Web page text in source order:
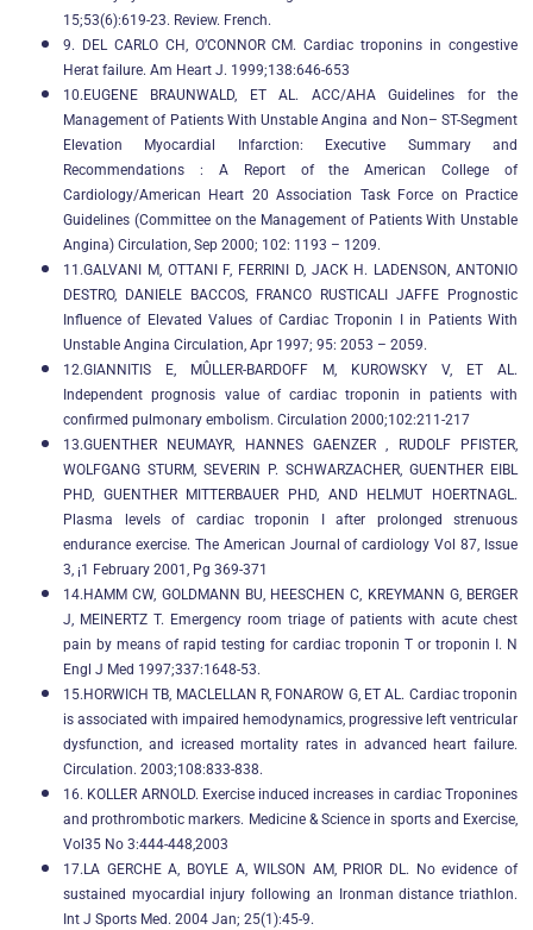
15;53(6):619-23. Review. French.
9. DEL CARLO CH, O’CONNOR CM. Cardiac troponins in congestive
Herat failure. Am Heart J. 1999;138:646-653
10.EUGENE BRAUNWALD, ET AL. ACC/AHA Guidelines for the
Management of Patients With Unstable Angina and Non– ST-Segment
Elevation Myocardial Infarction: Executive Summary and
Recommendations : A Report of the American College of
Cardiology/American Heart 20 Association Task Force on Practice
Guidelines (Committee on the Management of Patients With Unstable
Angina) Circulation, Sep 2000; 102: 1193 – 1209.
11.GALVANI M, OTTANI F, FERRINI D, JACK H. LADENSON, ANTONIO
DESTRO, DANIELE BACCOS, FRANCO RUSTICALI JAFFE Prognostic
Influence of Elevated Values of Cardiac Troponin I in Patients With
Unstable Angina Circulation, Apr 1997; 95: 2053 – 2059.
12.GIANNITIS E, MÛLLER-BARDOFF M, KUROWSKY V, ET AL.
Independent prognosis value of cardiac troponin in patients with
confirmed pulmonary embolism. Circulation 2000;102:211-217
13.GUENTHER NEUMAYR, HANNES GAENZER , RUDOLF PFISTER,
WOLFGANG STURM, SEVERIN P. SCHWARZACHER, GUENTHER EIBL
PHD, GUENTHER MITTERBAUER PHD, AND HELMUT HOERTNAGL.
Plasma levels of cardiac troponin I after prolonged strenuous
endurance exercise. The American Journal of cardiology Vol 87, Issue
3, ¡1 February 2001, Pg 369-371
14.HAMM CW, GOLDMANN BU, HEESCHEN C, KREYMANN G, BERGER
J, MEINERTZ T. Emergency room triage of patients with acute chest
pain by means of rapid testing for cardiac troponin T or troponin I. N
Engl J Med 1997;337:1648-53.
15.HORWICH TB, MACLELLAN R, FONAROW G, ET AL. Cardiac troponin
is associated with impaired hemodynamics, progressive left ventricular
dysfunction, and icreased mortality rates in advanced heart failure.
Circulation. 2003;108:833-838.
16. KOLLER ARNOLD. Exercise induced increases in cardiac Troponines
and prothrombotic markers. Medicine & Science in sports and Exercise,
Vol35 No 3:444-448,2003
17.LA GERCHE A, BOYLE A, WILSON AM, PRIOR DL. No evidence of
sustained myocardial injury following an Ironman distance triathlon.
Int J Sports Med. 2004 Jan; 25(1):45-9.